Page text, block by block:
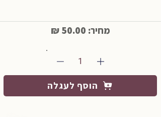
מחיר: 50.00 ₪
1
הוסף לעגלה